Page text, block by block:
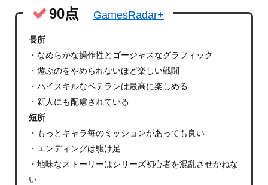
90点 GamesRadar+
長所
・なめらかな操作性とゴージャスなグラフィック
・遊ぶのをやめられないほど楽しい戦闘
・ハイスキルなベテランは最高に楽しめる
・新人にも配慮されている
短所
・もっとキャラ毎のミッションがあっても良い
・エンディングは駆け足
・地味なストーリーはシリーズ初心者を混乱させかねな
い